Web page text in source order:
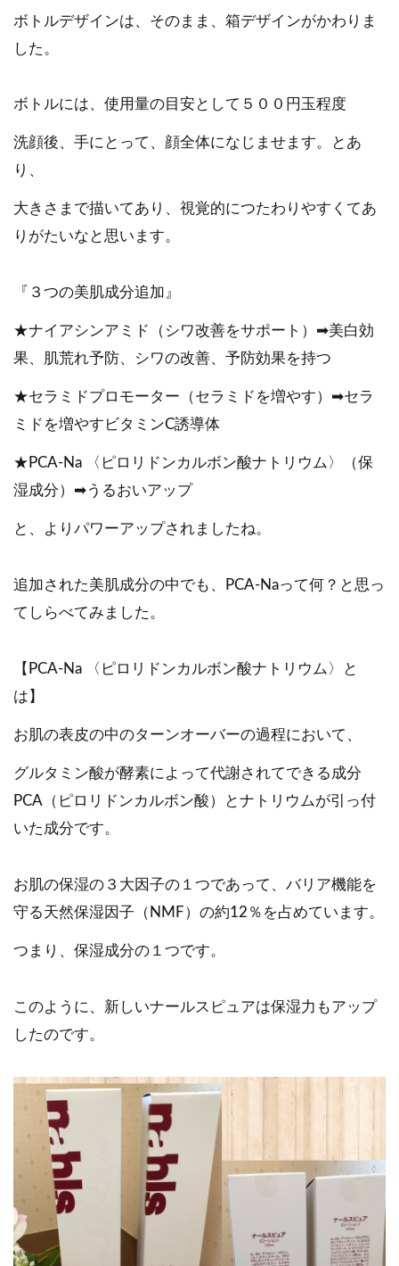
ボトルデザインは、そのまま、箱デザインがかわりま
した。
ボトルには、使用量の目安として５００円玉程度
洗顔後、手にとって、顔全体になじませます。とあ
り、
大きさまで描いてあり、視覚的につたわりやすくてあ
りがたいなと思います。
『３つの美肌成分追加』
★ナイアシンアミド（シワ改善をサポート）➡美白効
果、肌荒れ予防、シワの改善、予防効果を持つ
★セラミドプロモーター（セラミドを増やす）➡セラ
ミドを増やすビタミンC誘導体
★PCA-Na 〈ピロリドンカルボン酸ナトリウム〉（保
湿成分）➡うるおいアップ
と、よりパワーアップされましたね。
追加された美肌成分の中でも、PCA-Naって何？と思っ
てしらべてみました。
【PCA-Na 〈ピロリドンカルボン酸ナトリウム〉と
は】
お肌の表皮の中のターンオーバーの過程において、
グルタミン酸が酵素によって代謝されてできる成分
PCA（ピロリドンカルボン酸）とナトリウムが引っ付
いた成分です。
お肌の保湿の３大因子の１つであって、バリア機能を
守る天然保湿因子（NMF）の約12％を占めています。
つまり、保湿成分の１つです。
このように、新しいナールスピュアは保湿力もアップ
したのです。